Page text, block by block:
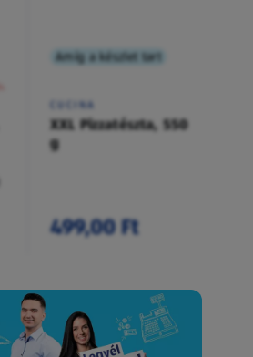
Amíg a készlet tart
CUCINA
XXL Pizzatészta, 550
g
499,00 Ft